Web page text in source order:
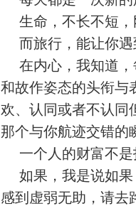
生命，不长不短，
而旅行，能让你遇
在内心，我知道，
和故作姿态的头衔与
欢、认同或者不认同
那个与你航迹交错的
一个人的财富不是
如果，我是说如果
感到虚弱无助，请去